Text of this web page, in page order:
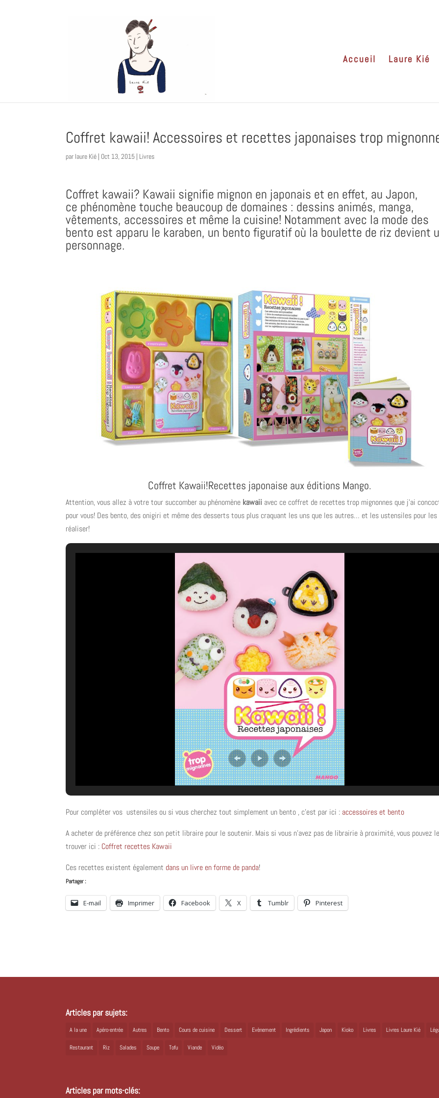
Accueil Laure Kié
Coffret kawaii! Accessoires et recettes japonaises trop
par laure Kié | Oct 13, 2015 | Livres
Coffret kawaii? Kawaii signifie mignon en japonais et en effet, au Japon,
ce phénomène touche beaucoup de domaines : dessins animés, manga,
vêtements, accessoires et même la cuisine! Notamment avec la mode des
bento est apparu le karaben, un bento figuratif où la boulette de riz devient
personnage.
Coffret Kawaii!Recettes japonaise aux éditions Mango.
Attention, vous allez à votre tour succomber au phénomène kawaii avec ce coffret de recettes trop mignonnes que j’ai
pour vous! Des bento, des onigiri et même des desserts tous plus craquant les uns que les autres… et les ustensiles pour les
réaliser!
Pour compléter vos ustensiles ou si vous cherchez tout simplement un bento , c’est par ici : accessoires et bento
A acheter de préférence chez son petit libraire pour le soutenir. Mais si vous n’avez pas de librairie à proximité, vous pouvez
trouver ici : Coffret recettes Kawaii
Ces recettes existent également dans un livre en forme de panda!
Partager :
E-mail Imprimer Facebook X Tumblr Pinterest
Articles par sujets:
A la une Apéro-entrée Autres Bento Cours de cuisine Dessert Evènement Ingrédients Japon Kioko Livres Livres Laure Kié
Restaurant Riz Salades Soupe Tofu Viande Vidéo
Articles par mots-clés: